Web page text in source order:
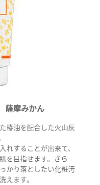
摩みかん
椿油を配合した火山灰
れすることが出来て、
を目指せます。さら
かり落としたい化粧汚
えます。